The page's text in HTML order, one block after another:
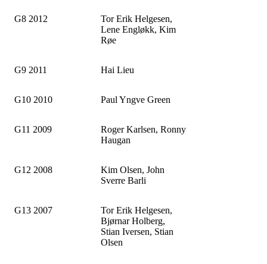
G8 2012
Tor Erik Helgesen,
Lene Engløkk, Kim
Røe
G9 2011 Hai Lieu
G10 2010 Paul Yngve Green
G11 2009
Roger Karlsen, Ronny
Haugan
G12 2008
Kim Olsen, John
Sverre Barli
G13 2007
Tor Erik Helgesen,
Bjørnar Holberg,
Stian Iversen, Stian
Olsen